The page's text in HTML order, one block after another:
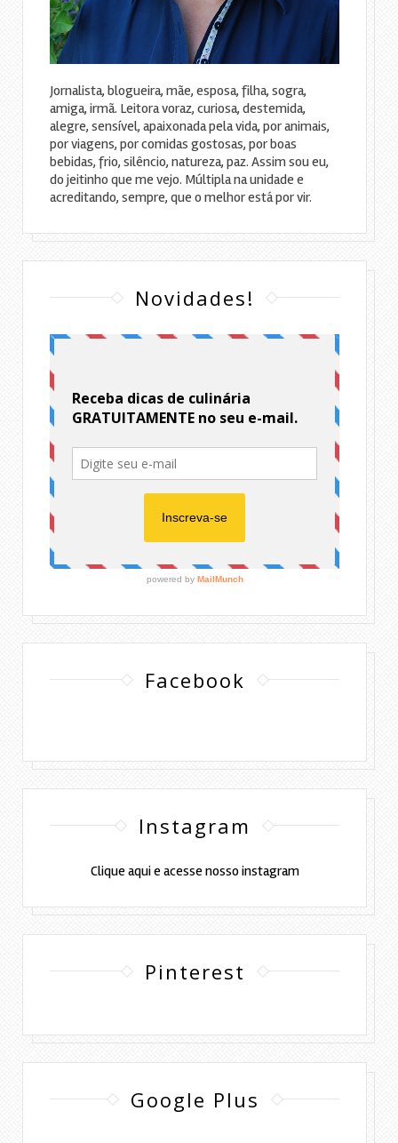
Jornalista, blogueira, mãe, esposa, filha, sogra,
amiga, irmã. Leitora voraz, curiosa, destemida,
alegre, sensível, apaixonada pela vida, por animais,
por viagens, por comidas gostosas, por boas
bebidas, frio, silêncio, natureza, paz. Assim sou eu,
do jeitinho que me vejo. Múltipla na unidade e
acreditando, sempre, que o melhor está por vir.
Novidades!
Facebook
Instagram
Clique aqui e acesse nosso instagram
Pinterest
Google Plus